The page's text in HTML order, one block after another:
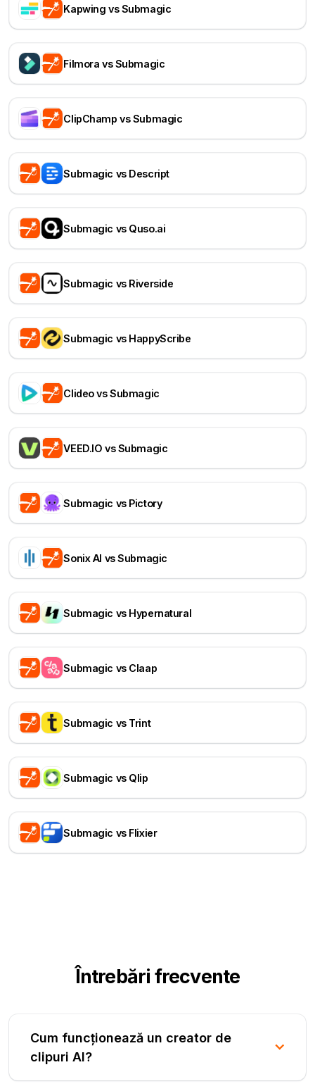
Kapwing vs Submagic
Filmora vs Submagic
ClipChamp vs Submagic
Submagic vs Descript
Submagic vs Quso.ai
Submagic vs Riverside
Submagic vs HappyScribe
Clideo vs Submagic
VEED.IO vs Submagic
Submagic vs Pictory
Sonix AI vs Submagic
Submagic vs Hypernatural
Submagic vs Claap
Submagic vs Trint
Submagic vs Qlip
Submagic vs Flixier
Întrebări frecvente
Cum funcționează un creator de
clipuri AI?